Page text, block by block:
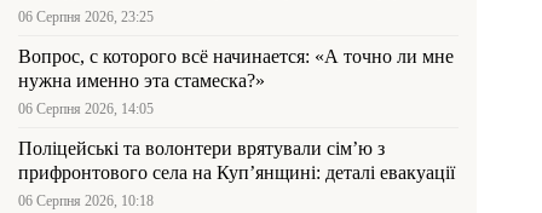
06 Серпня 2026, 23:25
Вопрос, с которого всё начинается: «А точно ли мне
нужна именно эта стамеска?»
06 Серпня 2026, 14:05
Поліцейські та волонтери врятували сім’ю з
прифронтового села на Куп’янщині: деталі евакуації
06 Серпня 2026, 10:18